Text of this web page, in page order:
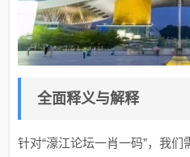
全面释义与解释
针对“濠江论坛一肖一码”，我